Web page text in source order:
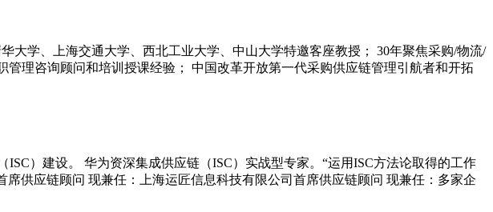
大学、上海交通大学、西北工业大学、中山大学特邀客座教授； 30年聚焦采购/物流/
理咨询顾问和培训授课经验； 中国改革开放第一代采购供应链管理引航者和开拓
）建设。 华为资深集成供应链（ISC）实战型专家。“运用ISC方法论取得的工作
供应链顾问 现兼任：上海运匠信息科技有限公司首席供应链顾问 现兼任：多家企